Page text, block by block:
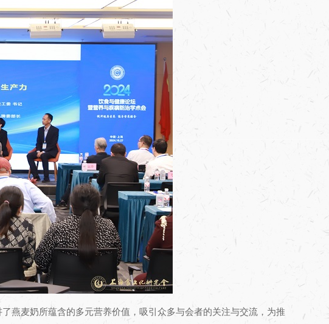
燕麦奶所蕴含的多元营养价值，吸引众多与会者的关注与交流，为推